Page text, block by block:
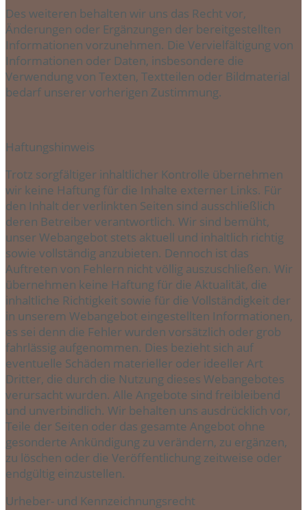
Des weiteren behalten wir uns das Recht vor,
Änderungen oder Ergänzungen der bereitgestellten
Informationen vorzunehmen. Die Vervielfältigung von
Informationen oder Daten, insbesondere die
Verwendung von Texten, Textteilen oder Bildmaterial
bedarf unserer vorherigen Zustimmung.
Haftungshinweis
Trotz sorgfältiger inhaltlicher Kontrolle übernehmen
wir keine Haftung für die Inhalte externer Links. Für
den Inhalt der verlinkten Seiten sind ausschließlich
deren Betreiber verantwortlich. Wir sind bemüht,
unser Webangebot stets aktuell und inhaltlich richtig
sowie vollständig anzubieten. Dennoch ist das
Auftreten von Fehlern nicht völlig auszuschließen. Wir
übernehmen keine Haftung für die Aktualität, die
inhaltliche Richtigkeit sowie für die Vollständigkeit der
in unserem Webangebot eingestellten Informationen,
es sei denn die Fehler wurden vorsätzlich oder grob
fahrlässig aufgenommen. Dies bezieht sich auf
eventuelle Schäden materieller oder ideeller Art
Dritter, die durch die Nutzung dieses Webangebotes
verursacht wurden. Alle Angebote sind freibleibend
und unverbindlich. Wir behalten uns ausdrücklich vor,
Teile der Seiten oder das gesamte Angebot ohne
gesonderte Ankündigung zu verändern, zu ergänzen,
zu löschen oder die Veröffentlichung zeitweise oder
endgültig einzustellen.
Urheber- und Kennzeichnungsrecht